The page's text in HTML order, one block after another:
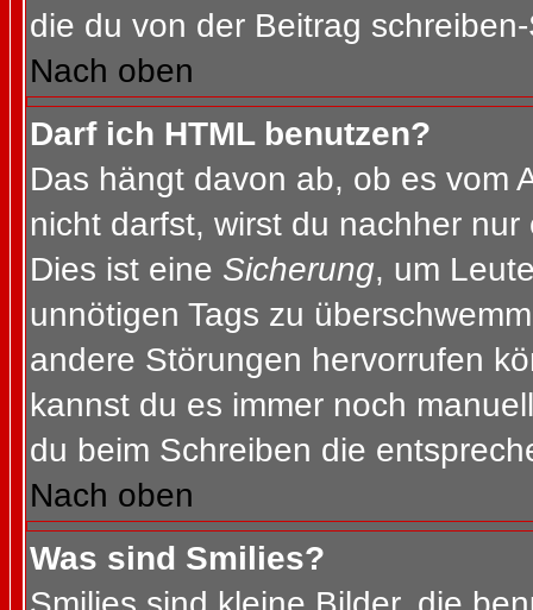
die du von der Beitrag
Nach oben
Darf ich HTML benutzen?
Das hängt davon ab, ob es vom
nicht darfst, wirst du nachher
Dies ist eine Sicherung, um
unnötigen Tags zu
andere Störungen hervorrufen
kannst du es immer noch
du beim Schreiben die
Nach oben
Was sind Smilies?